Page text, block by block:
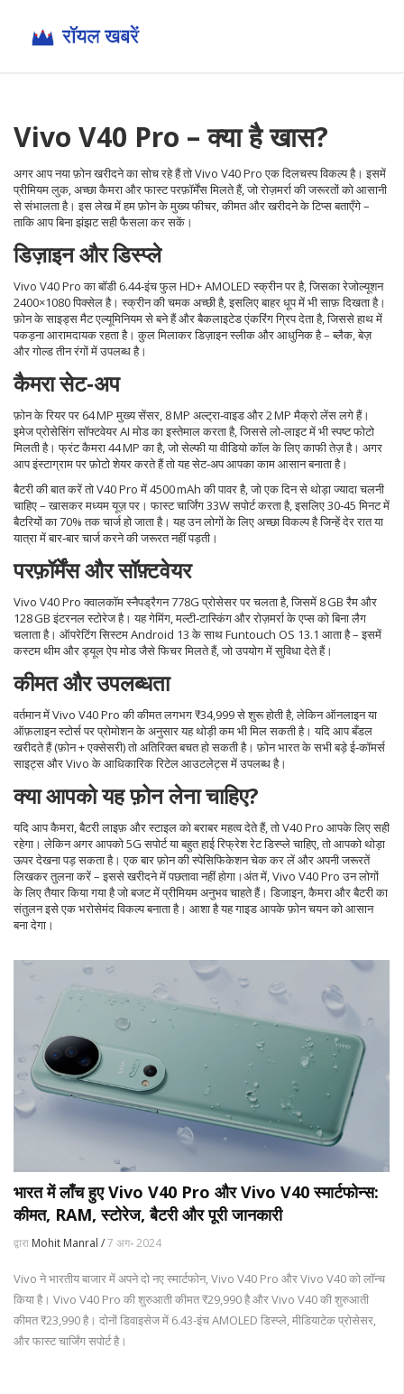
Vivo V40 Pro – क्या है खास?
अगर आप नया फ़ोन खरीदने का सोच रहे हैं तो Vivo V40 Pro एक दिलचस्प विकल्प है। इसमें
प्रीमियम लुक, अच्छा कैमरा और फास्ट परफ़ॉर्मेंस मिलते हैं, जो रोज़मर्रा की जरूरतों को आसानी
से संभालता है। इस लेख में हम फ़ोन के मुख्य फीचर, कीमत और खरीदने के टिप्स बताएँगे –
ताकि आप बिना झंझट सही फैसला कर सकें।
डिज़ाइन और डिस्प्ले
Vivo V40 Pro का बॉडी 6.44‑इंच फुल HD+ AMOLED स्क्रीन पर है, जिसका रेजोल्यूशन
2400×1080 पिक्सेल है। स्क्रीन की चमक अच्छी है, इसलिए बाहर धूप में भी साफ़ दिखता है।
फ़ोन के साइड्स मैट एल्यूमिनियम से बने हैं और बैकलाइटेड एंकरिंग ग्रिप देता है, जिससे हाथ में
पकड़ना आरामदायक रहता है। कुल मिलाकर डिज़ाइन स्लीक और आधुनिक है – ब्लैक, बेज़
और गोल्ड तीन रंगों में उपलब्ध है।
कैमरा सेट‑अप
फ़ोन के रियर पर 64 MP मुख्य सेंसर, 8 MP अल्ट्रा‑वाइड और 2 MP मैक्रो लेंस लगे हैं।
इमेज प्रोसेसिंग सॉफ्टवेयर AI मोड का इस्तेमाल करता है, जिससे लो‑लाइट में भी स्पष्ट फोटो
मिलती है। फ्रंट कैमरा 44 MP का है, जो सेल्फी या वीडियो कॉल के लिए काफी तेज़ है। अगर
आप इंस्टाग्राम पर फ़ोटो शेयर करते हैं तो यह सेट‑अप आपका काम आसान बनाता है।
बैटरी की बात करें तो V40 Pro में 4500 mAh की पावर है, जो एक दिन से थोड़ा ज्यादा चलनी
चाहिए – खासकर मध्यम यूज़ पर। फास्ट चार्जिंग 33W सपोर्ट करता है, इसलिए 30‑45 मिनट में
बैटरियों का 70% तक चार्ज हो जाता है। यह उन लोगों के लिए अच्छा विकल्प है जिन्हें देर रात या
यात्रा में बार‑बार चार्ज करने की जरूरत नहीं पड़ती।
परफ़ॉर्मेंस और सॉफ़्टवेयर
Vivo V40 Pro क्वालकॉम स्नैपड्रैगन 778G प्रोसेसर पर चलता है, जिसमें 8 GB रैम और
128 GB इंटरनल स्टोरेज है। यह गेमिंग, मल्टी‑टास्किंग और रोज़मर्रा के एप्स को बिना लैग
चलाता है। ऑपरेटिंग सिस्टम Android 13 के साथ Funtouch OS 13.1 आता है – इसमें
कस्टम थीम और ड्यूल ऐप मोड जैसे फिचर मिलते हैं, जो उपयोग में सुविधा देते हैं।
कीमत और उपलब्धता
वर्तमान में Vivo V40 Pro की कीमत लगभग ₹34,999 से शुरू होती है, लेकिन ऑनलाइन या
ऑफ़लाइन स्टोर्स पर प्रोमोशन के अनुसार यह थोड़ी कम भी मिल सकती है। यदि आप बँडल
खरीदते हैं (फ़ोन + एक्सेसरी) तो अतिरिक्त बचत हो सकती है। फ़ोन भारत के सभी बड़े ई‑कॉमर्स
साइट्स और Vivo के आधिकारिक रिटेल आउटलेट्स में उपलब्ध है।
क्या आपको यह फ़ोन लेना चाहिए?
यदि आप कैमरा, बैटरी लाइफ़ और स्टाइल को बराबर महत्व देते हैं, तो V40 Pro आपके लिए सही
रहेगा। लेकिन अगर आपको 5G सपोर्ट या बहुत हाई रिफ्रेश रेट डिस्प्ले चाहिए, तो आपको थोड़ा
ऊपर देखना पड़ सकता है। एक बार फ़ोन की स्पेसिफिकेशन चेक कर लें और अपनी जरूरतें
लिखकर तुलना करें – इससे खरीदने में पछतावा नहीं होगा।अंत में, Vivo V40 Pro उन लोगों
के लिए तैयार किया गया है जो बजट में प्रीमियम अनुभव चाहते हैं। डिजाइन, कैमरा और बैटरी का
संतुलन इसे एक भरोसेमंद विकल्प बनाता है। आशा है यह गाइड आपके फ़ोन चयन को आसान
बना देगा।
भारत में लॉंच हुए Vivo V40 Pro और Vivo V40 स्मार्टफोन्स:
कीमत, RAM, स्टोरेज, बैटरी और पूरी जानकारी
द्वारा Mohit Manral /7 अग॰ 2024
Vivo ने भारतीय बाजार में अपने दो नए स्मार्टफोन, Vivo V40 Pro और Vivo V40 को लॉन्च
किया है। Vivo V40 Pro की शुरुआती कीमत ₹29,990 है और Vivo V40 की शुरुआती
कीमत ₹23,990 है। दोनों डिवाइसेज में 6.43-इंच AMOLED डिस्प्ले, मीडियाटेक प्रोसेसर,
और फास्ट चार्जिंग सपोर्ट है।